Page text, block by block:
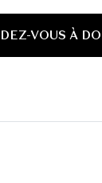
VOUS À